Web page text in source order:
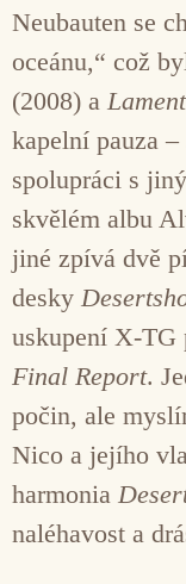
Neubauten se
oceánu,“ což
(2008) a Lament
kapelní pauza
spolupráci s
skvělém albu
jiné zpívá dvě
desky
uskupení X-TG
Final Report.
počin, ale
Nico a jejího
harmonia
naléhavost a